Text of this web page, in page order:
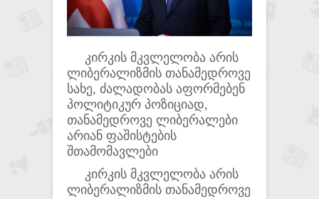
კირკის მკვლელობა არის
ლიბერალიზმის თანამედროვე
სახე, ძალადობას აფორმებენ
პოლიტიკურ პოზიციად,
თანამედროვე ლიბერალები
არიან ფაშისტების
შთამომავლები
კირკის მკვლელობა არის
ლიბერალიზმის თანამედროვე